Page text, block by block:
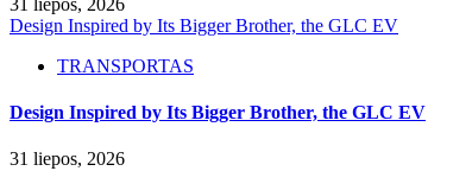
Design Inspired by Its Bigger Brother, the GLC EV
TRANSPORTAS
Design Inspired by Its Bigger Brother, the GLC EV
31 liepos, 2026